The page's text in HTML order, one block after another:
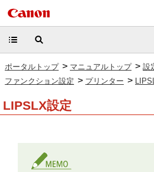
ポータルトップ > マニュアルトップ > 設
ファンクション設定 > プリンター >
LIPSLX設定